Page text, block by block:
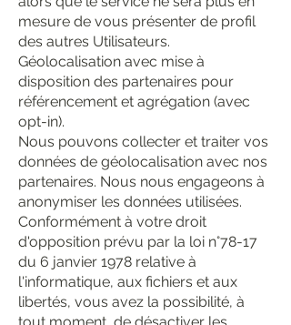
mesure de vous présenter de profil
des autres Utilisateurs.
Géolocalisation avec mise à
disposition des partenaires pour
référencement et agrégation (avec
opt-in).
Nous pouvons collecter et traiter vos
données de géolocalisation avec nos
partenaires. Nous nous engageons à
anonymiser les données utilisées.
Conformément à votre droit
d'opposition prévu par la loi n°78-17
du 6 janvier 1978 relative à
l'informatique, aux fichiers et aux
libertés, vous avez la possibilité, à